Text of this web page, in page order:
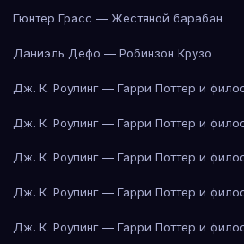
Гюнтер Грасс — Жестяной барабан
Даниэль Дефо — Робинзон Крузо
Дж. К. Роулинг — Гарри Поттер и
Дж. К. Роулинг — Гарри Поттер и
Дж. К. Роулинг — Гарри Поттер и
Дж. К. Роулинг — Гарри Поттер и
Дж. К. Роулинг — Гарри Поттер и